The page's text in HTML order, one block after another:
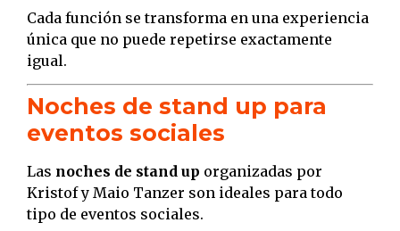
Cada función se transforma en una experiencia
única que no puede repetirse exactamente
igual.
Noches de stand up para
eventos sociales
Las noches de stand up organizadas por
Kristof y Maio Tanzer son ideales para todo
tipo de eventos sociales.